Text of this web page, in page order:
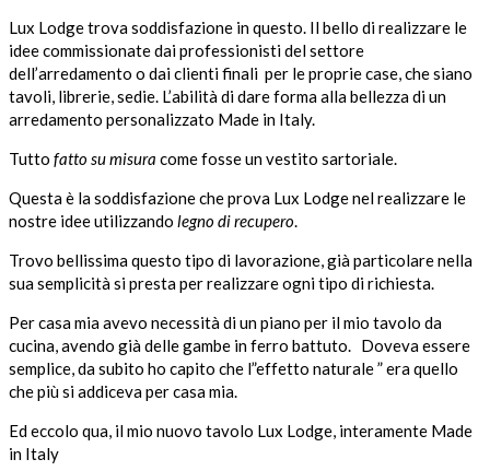
Lux Lodge trova soddisfazione in questo. Il bello di realizzare le
idee commissionate dai professionisti del settore
dell’arredamento o dai clienti finali per le proprie case, che siano
tavoli, librerie, sedie. L’abilità di dare forma alla bellezza di un
arredamento personalizzato Made in Italy.
Tutto fatto su misura come fosse un vestito sartoriale.
Questa è la soddisfazione che prova Lux Lodge nel realizzare le
nostre idee utilizzando legno di recupero.
Trovo bellissima questo tipo di lavorazione, già particolare nella
sua semplicità si presta per realizzare ogni tipo di richiesta.
Per casa mia avevo necessità di un piano per il mio tavolo da
cucina, avendo già delle gambe in ferro battuto. Doveva essere
semplice, da subito ho capito che l”effetto naturale ” era quello
che più si addiceva per casa mia.
Ed eccolo qua, il mio nuovo tavolo Lux Lodge, interamente Made
in Italy